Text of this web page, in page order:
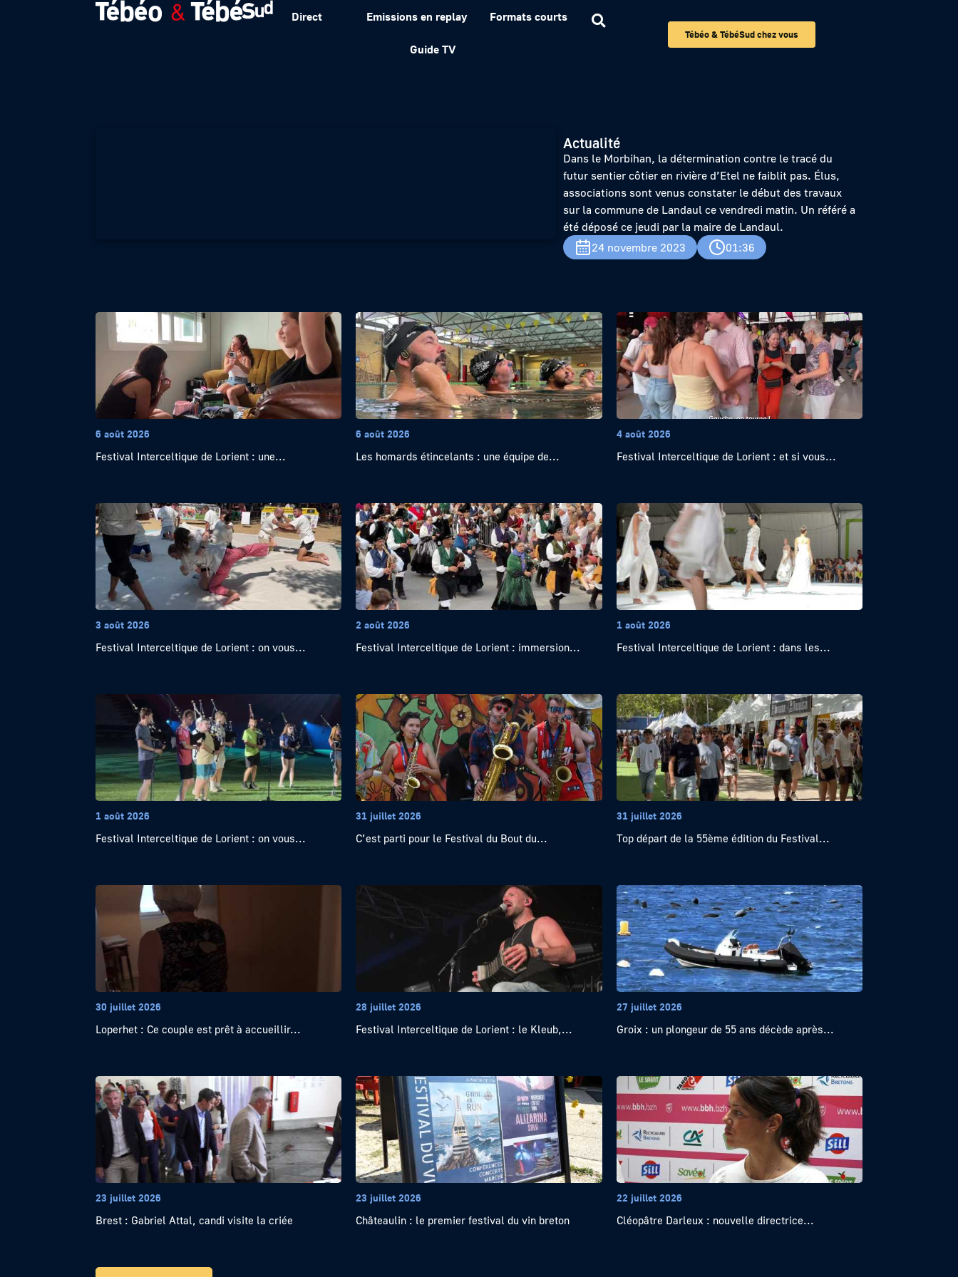
Direct Emissions en replay Formats courts
Guide TV
Tébéo & TébéSud chez vous
Landaul : un référé contre le futur sentier côtier
Actualité
Dans le Morbihan, la détermination contre le tracé du
futur sentier côtier en rivière d’Etel ne faiblit pas. Élus,
associations sont venus constater le début des travaux
sur la commune de Landaul ce vendredi matin. Un référé a
été déposé ce jeudi par la maire de Landaul.
24 novembre 2023
01:36
6 août 2026
Festival Interceltique de Lorient : une...
6 août 2026
Les homards étincelants : une équipe de...
4 août 2026
Festival Interceltique de Lorient : et si vous...
3 août 2026
Festival Interceltique de Lorient : on vous...
2 août 2026
Festival Interceltique de Lorient : immersion...
1 août 2026
Festival Interceltique de Lorient : dans les...
1 août 2026
Festival Interceltique de Lorient : on vous...
31 juillet 2026
C’est parti pour le Festival du Bout du...
31 juillet 2026
Top départ de la 55ème édition du Festival...
30 juillet 2026
Loperhet : Ce couple est prêt à accueillir...
28 juillet 2026
Festival Interceltique de Lorient : le Kleub,...
27 juillet 2026
Groix : un plongeur de 55 ans décède après...
23 juillet 2026
Brest : Gabriel Attal, candi visite la criée
23 juillet 2026
Châteaulin : le premier festival du vin breton
22 juillet 2026
Cléopâtre Darleux : nouvelle directrice...